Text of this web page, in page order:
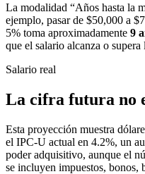
La modalidad “Años hasta la
ejemplo, pasar de $50,000 a
5% toma aproximadamente 9
que el salario alcanza o supera
Salario real
La cifra futura no
Esta proyección muestra
el IPC-U actual en 4.2%, un
poder adquisitivo, aunque el
se incluyen impuestos, bonos,